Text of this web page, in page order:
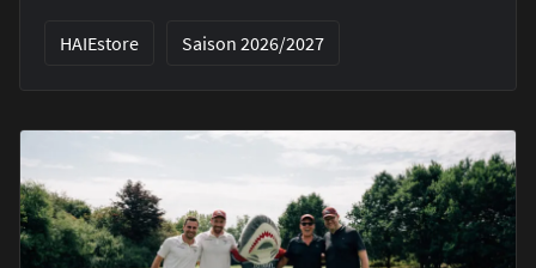
HAIEstore Saison 2026/2027